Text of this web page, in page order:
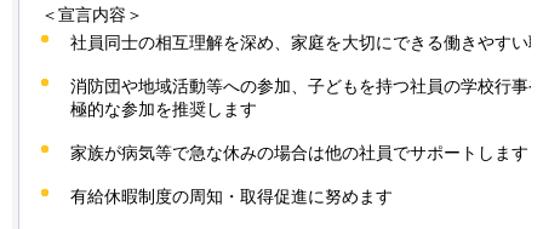
＜宣言内容＞
社員同士の相互理解を深め、家庭を大切にできる働きやすい
消防団や地域活動等への参加、子どもを持つ社員の学校行事
極的な参加を推奨します
家族が病気等で急な休みの場合は他の社員でサポートします
有給休暇制度の周知・取得促進に努めます